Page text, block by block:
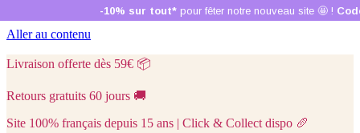
Aller au contenu
Livraison offerte dès 59€ 📦
Retours gratuits 60 jours 🚚
Site 100% français depuis 15 ans | Click & Collect dispo 🥖